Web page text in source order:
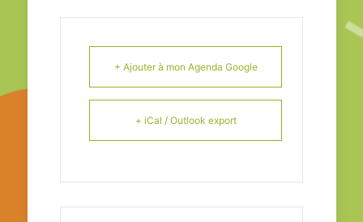
+ Ajouter à mon Agenda Google
+ iCal / Outlook export